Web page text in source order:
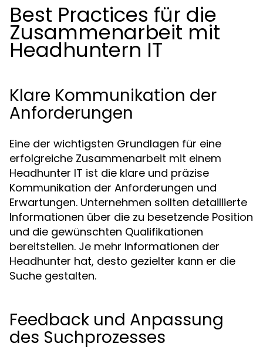
Best Practices für die
Zusammenarbeit mit
Headhuntern IT
Klare Kommunikation der
Anforderungen
Eine der wichtigsten Grundlagen für eine
erfolgreiche Zusammenarbeit mit einem
Headhunter IT ist die klare und präzise
Kommunikation der Anforderungen und
Erwartungen. Unternehmen sollten detaillierte
Informationen über die zu besetzende Position
und die gewünschten Qualifikationen
bereitstellen. Je mehr Informationen der
Headhunter hat, desto gezielter kann er die
Suche gestalten.
Feedback und Anpassung
des Suchprozesses